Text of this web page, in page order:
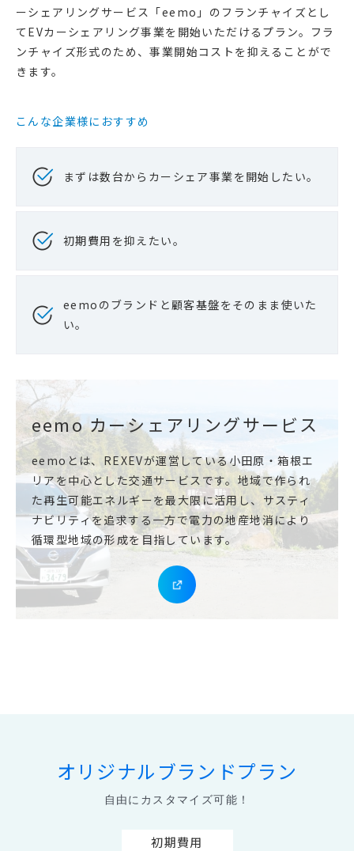
ーシェアリングサービス「eemo」のフランチャイズとし
てEVカーシェアリング事業を開始いただけるプラン。フラ
ンチャイズ形式のため、事業開始コストを抑えることがで
きます。
こんな企業様におすすめ
まずは数台からカーシェア事業を開始したい。
初期費用を抑えたい。
eemoのブランドと顧客基盤をそのまま使いた
い。
eemo カーシェアリングサービス
eemoとは、REXEVが運営している小田原・箱根エ
リアを中心とした交通サービスです。地域で作られ
た再生可能エネルギーを最大限に活用し、 サスティ
ナビリティを追求する一方で電力の地産地消により
循環型地域の形成を目指しています。
オリジナルブランドプラン
自由にカスタマイズ可能！
初期費用